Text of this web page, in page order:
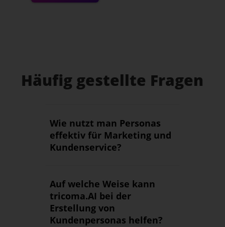
Häufig gestellte Fragen
Wie nutzt man Personas
effektiv für Marketing und
Kundenservice?
Auf welche Weise kann
tricoma.AI bei der
Erstellung von
Kundenpersonas helfen?